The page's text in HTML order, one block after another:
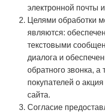
электронной почты
Целями обработки
являются:
текстовыми
диалога и
обратного звонка,
покупателей о
сайта.
Согласие